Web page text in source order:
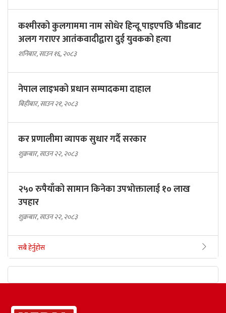
कश्मीरको कुलगाममा नाम सोधेर हिन्दू पाइएपछि भीडबाट
अलग गराएर आतंकवादीद्वारा दुई युवकको हत्या
शनिबार, साउन १६, २०८३
नेपाल लाइभको प्रधान सम्पादकमा दाहाल
बिहीबार, साउन २१, २०८३
कर प्रणालीमा व्यापक सुधार गर्दै सरकार
शुक्रबार, साउन २२, २०८३
२५० रुपैयाँको सामान किनेका उपभोक्तालाई १० लाख
उपहार
शुक्रबार, साउन २२, २०८३
सबै हेर्नुहोस